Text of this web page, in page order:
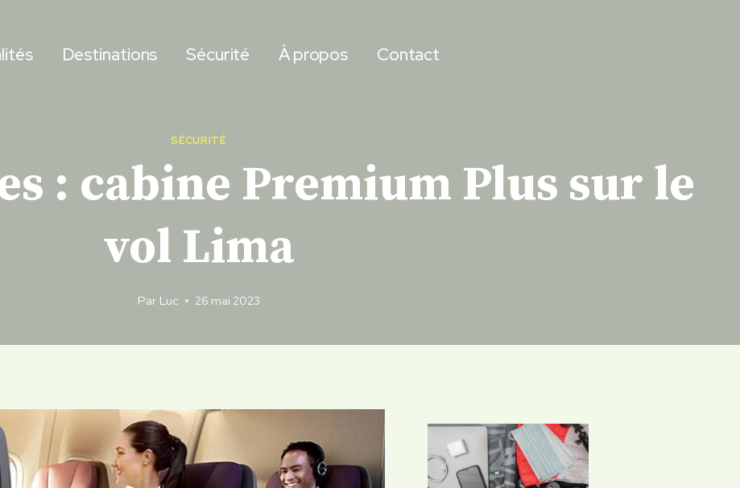
Destinations Sécurité À propos Contact
SÉCURITÉ
: cabine Premium Plus sur le
vol Lima
Par Luc 26 mai 2023